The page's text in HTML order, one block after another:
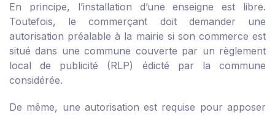
En principe, l’installation d’une enseigne est libre.
Toutefois, le commerçant doit demander une
autorisation préalable à la mairie si son commerce est
situé dans une commune couverte par un règlement
local de publicité (RLP) édicté par la commune
considérée.
De même, une autorisation est requise pour apposer